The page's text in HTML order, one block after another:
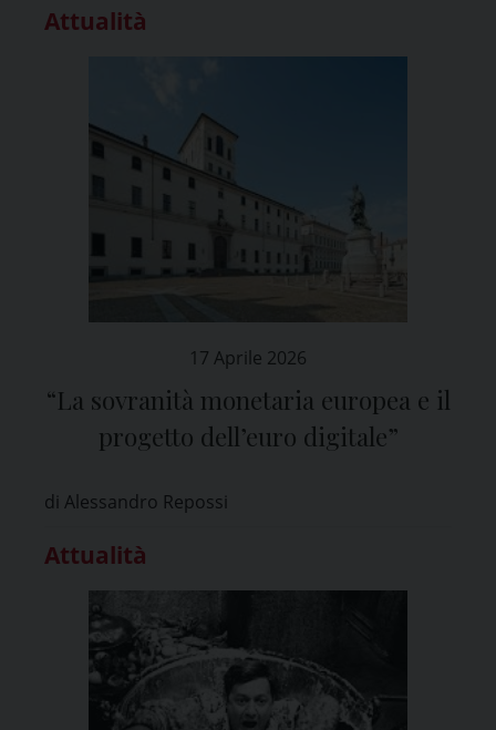
Attualità
17 Aprile 2026
“La sovranità monetaria europea e il
progetto dell’euro digitale”
di Alessandro Repossi
Attualità